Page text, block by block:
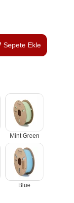
Sepete Ekle
Mint Green
Blue